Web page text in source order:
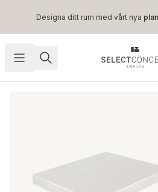
Hoppa till
Designa ditt rum med vårt nya